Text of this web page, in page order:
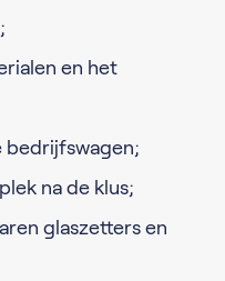
en het
bedrijfswagen;
na de klus;
glaszetters en